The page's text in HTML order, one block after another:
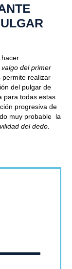
hacer
del primer
permite realizar
del pulgar de
para todas estas
progresiva de
muy probable la
del dedo.